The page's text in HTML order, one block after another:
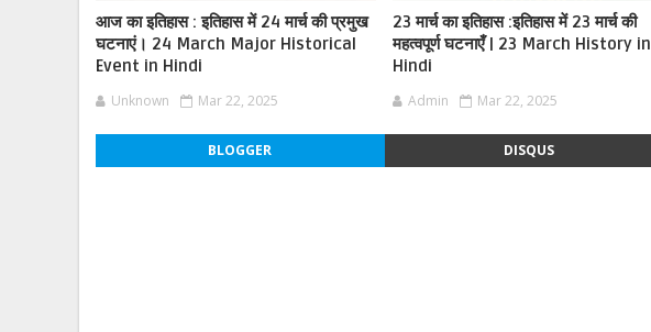
आज का इतिहास : इतिहास में 24 मार्च की प्रमुख
घटनाएं। 24 March Major Historical
Event in Hindi
Unknown Mar 22, 2025
23 मार्च का इतिहास :इतिहास में 23 मार्च की
महत्वपूर्ण घटनाएँ | 23 March History in
Hindi
Admin Mar 22, 2025
BLOGGER DISQUS